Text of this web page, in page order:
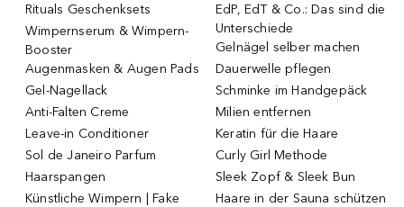
Rituals Geschenksets
Wimpernserum & Wimpern-
Booster
Augenmasken & Augen Pads
Gel-Nagellack
Anti-Falten Creme
Leave-in Conditioner
Sol de Janeiro Parfum
Haarspangen
Künstliche Wimpern | Fake
EdP, EdT & Co.: Das sind die
Unterschiede
Gelnägel selber machen
Dauerwelle pflegen
Schminke im Handgepäck
Milien entfernen
Keratin für die Haare
Curly Girl Methode
Sleek Zopf & Sleek Bun
Haare in der Sauna schützen